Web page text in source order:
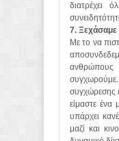
διατρέχει
7.
Με το να
συγχώρεσης
είμαστε ένα
υπάρχει
μαζί και